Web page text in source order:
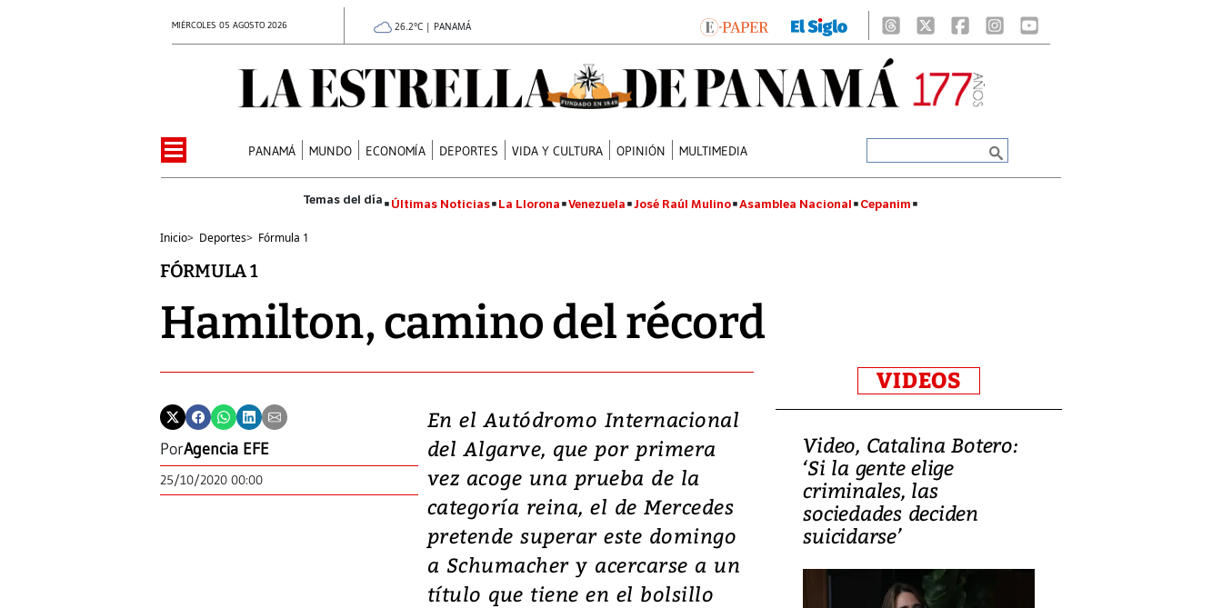
MIÉRCOLES 05 AGOSTO 2026 26.2°C | PANAMÁ
PANAMÁ MUNDO ECONOMÍA DEPORTES VIDA Y CULTURA OPINIÓN MULTIMEDIA
Últimas Noticias La Llorona Venezuela José Raúl Mulino Asamblea Nacional Cepanim
Inicio> Deportes> Fórmula 1
FÓRMULA 1
Hamilton, camino del récord
PorAgencia EFE
25/10/2020 00:00
En el Autódromo Internacional
del Algarve, que por primera
vez acoge una prueba de la
categoría reina, el de Mercedes
pretende superar este domingo
a Schumacher y acercarse a un
título que tiene en el bolsillo
VIDEOS
Video, Japón: Terremoto
deja heridos y graves
daños en Kumamoto
Video, Catalina Botero:
‘Si la gente elige
criminales, las
sociedades deciden
suicidarse’